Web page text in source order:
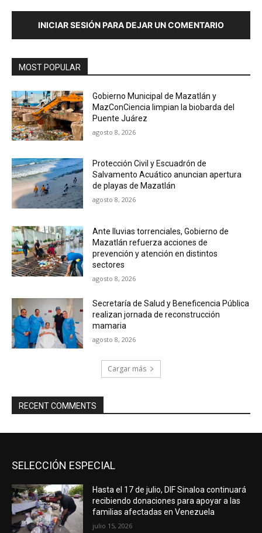
INICIAR SESIÓN PARA DEJAR UN COMENTARIO
MOST POPULAR
Gobierno Municipal de Mazatlán y
MazConCiencia limpian la biobarda del
Puente Juárez
agosto 8, 2026
Protección Civil y Escuadrón de
Salvamento Acuático anuncian apertura
de playas de Mazatlán
agosto 8, 2026
Ante lluvias torrenciales, Gobierno de
Mazatlán refuerza acciones de
prevención y atención en distintos
sectores
agosto 8, 2026
Secretaría de Salud y Beneficencia Pública
realizan jornada de reconstrucción
mamaria
agosto 8, 2026
Cargar más
RECENT COMMENTS
SELECCIÓN ESPECIAL
Hasta el 17 de julio, DIF Sinaloa continuará
recibiendo donaciones para apoyar a las
familias afectadas en Venezuela
julio 15, 2026